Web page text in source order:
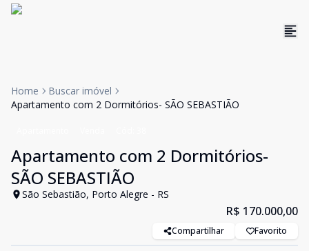
Home
Buscar imóvel
Apartamento com 2 Dormitórios- SÃO SEBASTIÃO
Apartamento com 2 Dormitórios-
SÃO SEBASTIÃO
São Sebastião, Porto Alegre - RS
R$ 170.000,00
Compartilhar Favorito